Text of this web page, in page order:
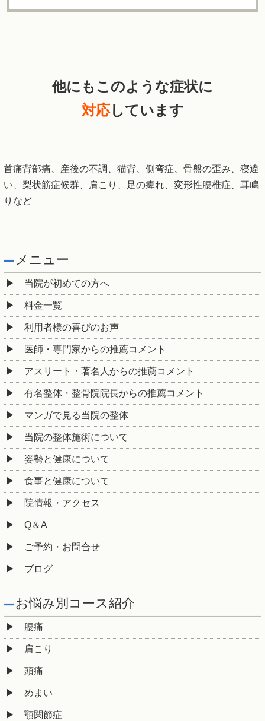
他にもこのような症状に
対応しています
首痛背部痛、産後の不調、猫背、側弯症、骨盤の歪み、寝違
い、梨状筋症候群、肩こり、足の痺れ、変形性腰椎症、耳鳴
りなど
メニュー
当院が初めての方へ
料金一覧
利用者様の喜びのお声
医師・専門家からの推薦コメント
アスリート・著名人からの推薦コメント
有名整体・整骨院院長からの推薦コメント
マンガで見る当院の整体
当院の整体施術について
姿勢と健康について
食事と健康について
院情報・アクセス
Q＆A
ご予約・お問合せ
ブログ
お悩み別コース紹介
腰痛
肩こり
頭痛
めまい
顎関節症